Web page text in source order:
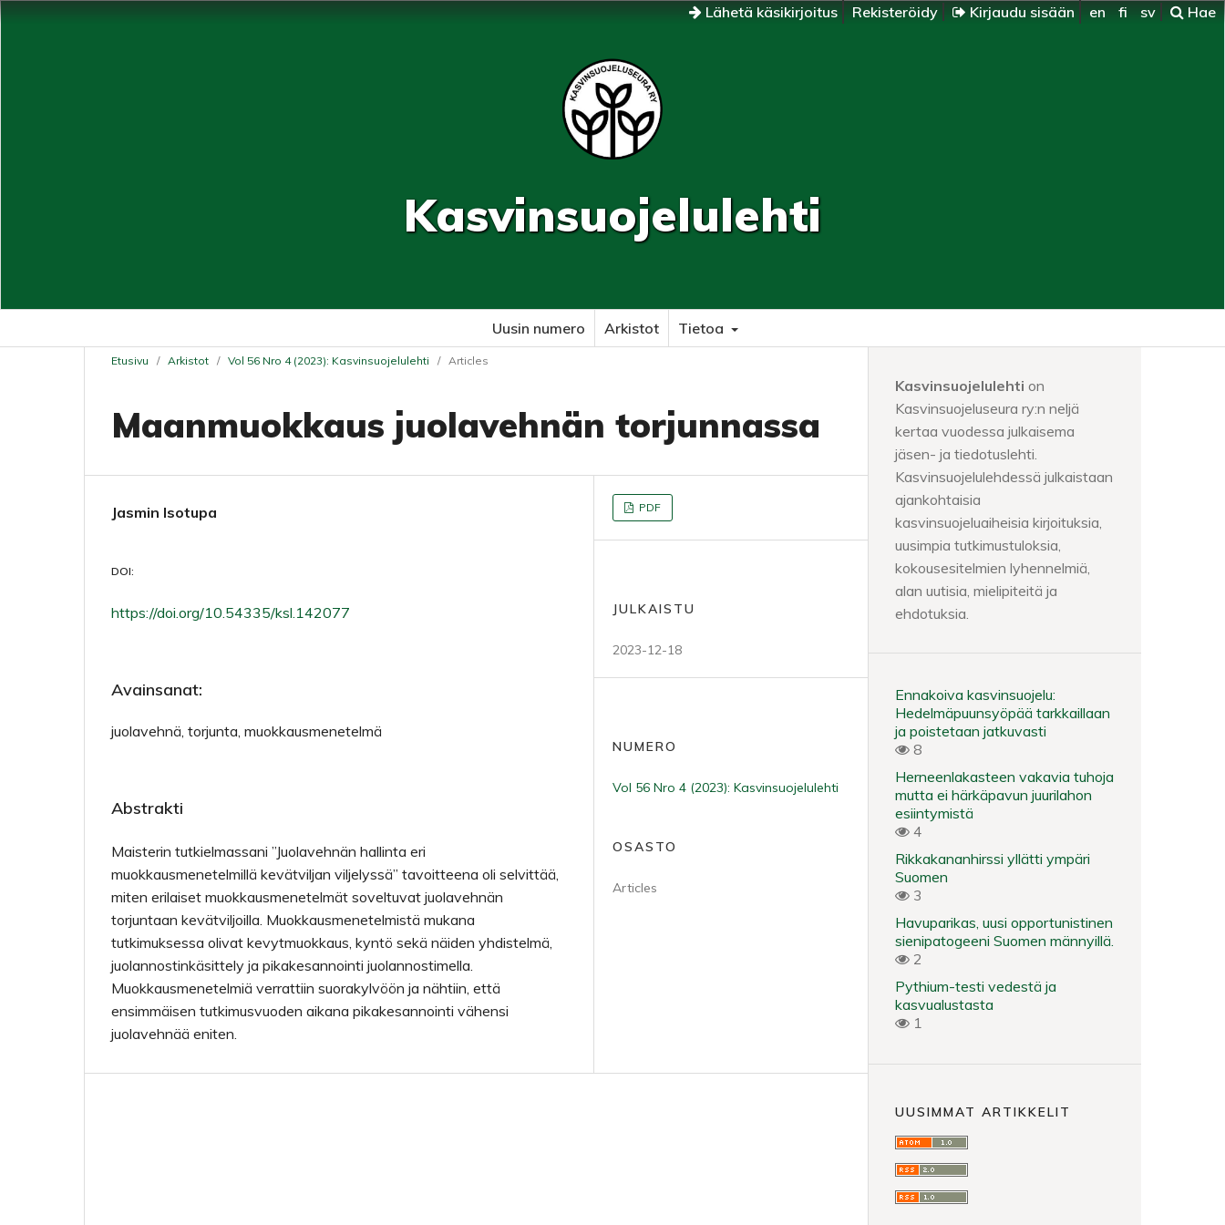
Lähetä käsikirjoitus Rekisteröidy Kirjaudu sisään en fi sv Hae
Kasvinsuojelulehti
Uusin numero Arkistot Tietoa
Etusivu / Arkistot / Vol 56 Nro 4 (2023): Kasvinsuojelulehti / Articles
Maanmuokkaus juolavehnän torjunnassa
Jasmin Isotupa
DOI:
https://doi.org/10.54335/ksl.142077
Avainsanat:
juolavehnä, torjunta, muokkausmenetelmä
Abstrakti
Maisterin tutkielmassani ”Juolavehnän hallinta eri
muokkausmenetelmillä kevätviljan viljelyssä” tavoitteena oli selvittää,
miten erilaiset muokkausmenetelmät soveltuvat juolavehnän
torjuntaan kevätviljoilla. Muokkausmenetelmistä mukana
tutkimuksessa olivat kevytmuokkaus, kyntö sekä näiden yhdistelmä,
juolannostinkäsittely ja pikakesannointi juolannostimella.
Muokkausmenetelmiä verrattiin suorakylvöön ja nähtiin, että
ensimmäisen tutkimusvuoden aikana pikakesannointi vähensi
juolavehnää eniten.
PDF
JULKAISTU
2023-12-18
NUMERO
Vol 56 Nro 4 (2023): Kasvinsuojelulehti
OSASTO
Articles
Kasvinsuojelulehti on
Kasvinsuojeluseura ry:n neljä
kertaa vuodessa julkaisema
jäsen- ja tiedotuslehti.
Kasvinsuojelulehdessä julkaistaan
ajankohtaisia
kasvinsuojeluaiheisia kirjoituksia,
uusimpia tutkimustuloksia,
kokousesitelmien lyhennelmiä,
alan uutisia, mielipiteitä ja
ehdotuksia.
Ennakoiva kasvinsuojelu:
Hedelmäpuunsyöpää tarkkaillaan
ja poistetaan jatkuvasti
8
Herneenlakasteen vakavia tuhoja
mutta ei härkäpavun juurilahon
esiintymistä
4
Rikkakananhirssi yllätti ympäri
Suomen
3
Havuparikas, uusi opportunistinen
sienipatogeeni Suomen männyillä.
2
Pythium-testi vedestä ja
kasvualustasta
1
UUSIMMAT ARTIKKELIT